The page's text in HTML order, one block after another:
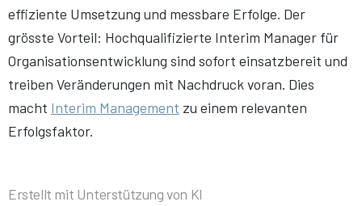
effiziente Umsetzung und messbare Erfolge. Der
grösste Vorteil: Hochqualifizierte Interim Manager für
Organisationsentwicklung sind sofort einsatzbereit und
treiben Veränderungen mit Nachdruck voran. Dies
macht Interim Management zu einem relevanten
Erfolgsfaktor.
Erstellt mit Unterstützung von KI